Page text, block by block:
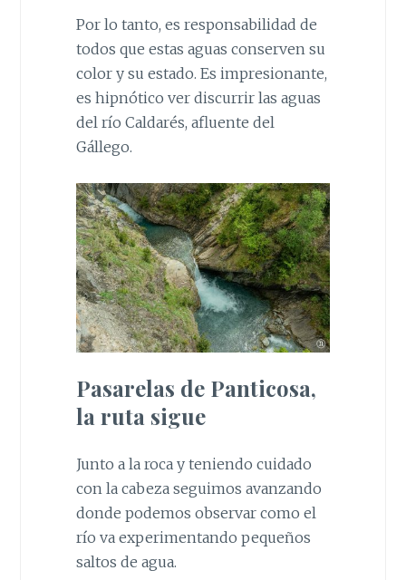
Por lo tanto, es responsabilidad de
todos que estas aguas conserven su
color y su estado. Es impresionante,
es hipnótico ver discurrir las aguas
del río Caldarés, afluente del
Gállego.
Pasarelas de Panticosa,
la ruta sigue
Junto a la roca y teniendo cuidado
con la cabeza seguimos avanzando
donde podemos observar como el
río va experimentando pequeños
saltos de agua.